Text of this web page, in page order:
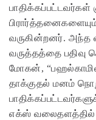
பாதிக்கப்பட்டவர்கள்
வருகின்றனர். அந்த
வருத்தத்தை பதிவு
மோகன்,
தாக்குதல் மனம்
எக்ஸ் வலைதளத்தில்